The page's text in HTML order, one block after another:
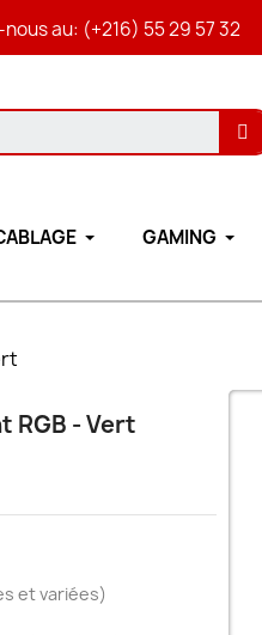
au: (+216) 55 29 57 32
GAMING
RGB - Vert
et variées)